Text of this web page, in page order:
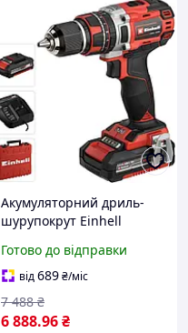
Акумуляторний дриль-
шурупокрут Einhell
Li-i BL Kit (4513940) Новий!
Готово до відправки
від689₴/міс
6 888.96₴
7 488 ₴